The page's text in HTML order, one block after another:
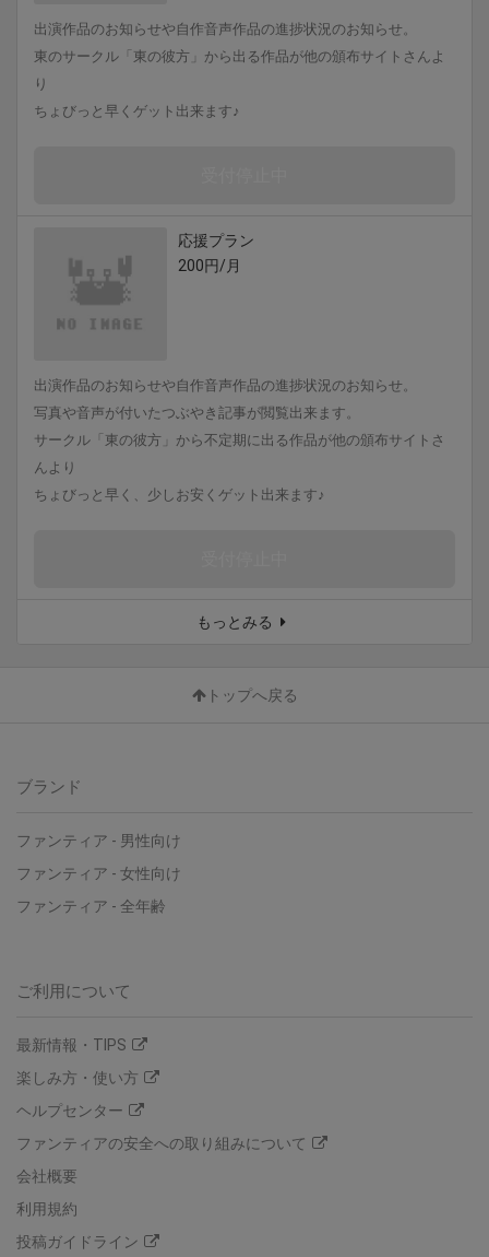
出演作品のお知らせや自作音声作品の進捗状況のお知らせ。
東のサークル「東の彼方」から出る作品が他の頒布サイトさんよ
り
ちょびっと早くゲット出来ます♪
応援プラン
200円/月
出演作品のお知らせや自作音声作品の進捗状況のお知らせ。
写真や音声が付いたつぶやき記事が閲覧出来ます。
サークル「東の彼方」から不定期に出る作品が他の頒布サイトさ
んより
ちょびっと早く、少しお安くゲット出来ます♪
もっとみる
トップへ戻る
ブランド
ファンティア - 男性向け
ファンティア - 女性向け
ファンティア - 全年齢
ご利用について
最新情報・TIPS
楽しみ方・使い方
ヘルプセンター
ファンティアの安全への取り組みについて
会社概要
利用規約
投稿ガイドライン